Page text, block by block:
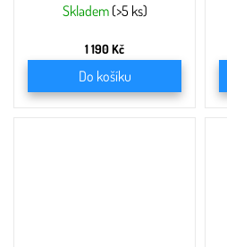
Skladem (>5 ks)
1 190 Kč
Do košíku